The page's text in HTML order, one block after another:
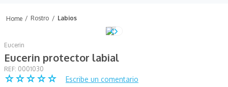
Rostro Labios
Eucerin
Eucerin protector labial
: 0001030
☆☆☆☆☆
Escribe un comentario